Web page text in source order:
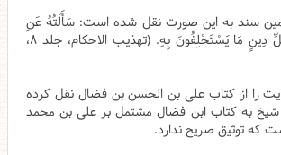
سند به این صورت نقل شده است: سَأَلْتُهُ عَنِ
دِينٍ مَايَسْتَحْلِفُونَ
بِهِ. (تهذیب الاحکام، جلد ۸،
را از کتاب علی بن الحسن بن فضال نقل کرده
به کتاب ابن فضال مشتمل بر علی بن محمد
که توثیق صریح ندارد.